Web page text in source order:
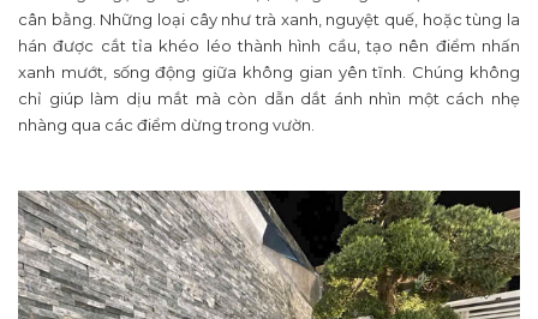
cân bằng. Những loại cây như trà xanh, nguyệt quế, hoặc tùng la
hán được cắt tỉa khéo léo thành hình cầu, tạo nên điểm nhấn
xanh mướt, sống động giữa không gian yên tĩnh. Chúng không
chỉ giúp làm dịu mắt mà còn dẫn dắt ánh nhìn một cách nhẹ
nhàng qua các điểm dừng trong vườn.